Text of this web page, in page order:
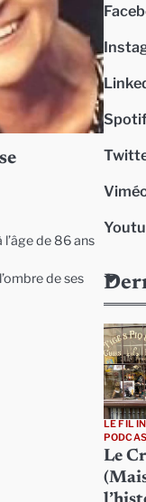
de 86 ans
de ses
LE FIL
Le